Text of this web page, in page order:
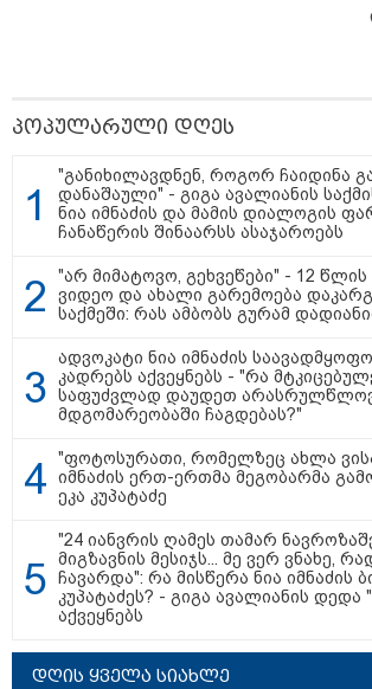
დამესხნენ - ასფალტზე
თავი მრავალჯერ
მირტყეს მუშტები" - რას
ჰყვება კურიერი,
რომელსაც
არასრულწლოვანები
გაუსწორდნენ?
მე ვერ ვნახე,
"სპამებში"
ბიძამ ეკა
გიგა
"სქრინს"
რა მისწერა ნია
კუპატაძეს? - გიგა
დედა "სქრინს"
ალექსანდრე
ნასყიდაშვილის
"სა­მარ­ცხვი­ნოა ეს
ყვე­ლა­ზე რბი­ლად
პოპულარული დღეს
"განიხილავდნენ, როგორ ჩაიდინა
დანაშაული" - გიგა ავალიანის
ნია იმნაძის და მამის დიალოგის
ჩანაწერის შინაარსს ასაჯაროებს
"არ მიმატოვო, გეხვეწები" - 12
ვიდეო და ახალი გარემოება
საქმეში: რას ამბობს გურამ
ადვოკატი ნია იმნაძის
კადრებს აქვეყნებს - "რა
საფუძვლად დაუდეთ
მდგომარეობაში ჩაგდებას?"
"ფოტოსურათი, რომელზეც ახლა
იმნაძის ერთ-ერთმა მეგობარმა
ეკა კუპატაძე
"24 იანვრის ღამეს თამარ
მიგზავნის მესიჯს... მე ვერ ვნახე,
ჩავარდა": რა მისწერა ნია იმნაძის
კუპატაძეს? - გიგა ავალიანის დედა
აქვეყნებს
დღის ყველა სიახლე